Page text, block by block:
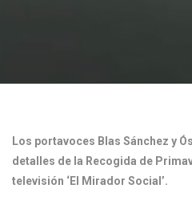
Los portavoces Blas Sánchez y
detalles de la Recogida de
televisión ‘El Mirador Social’.